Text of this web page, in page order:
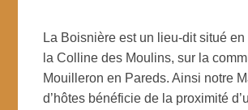
La Boisnière est un lieu-dit situé
la Colline des Moulins, sur la
Mouilleron en Pareds. Ainsi notre
d’hôtes bénéficie de la proximité